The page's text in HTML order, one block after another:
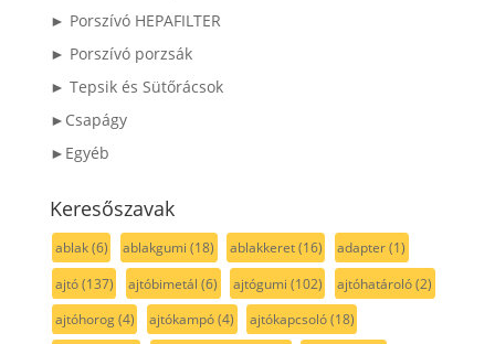
► Porszívó HEPAFILTER
► Porszívó porzsák
► Tepsik és Sütőrácsok
►Csapágy
►Egyéb
Keresőszavak
ablak(6) ablakgumi (18) ablakkeret(16) adapter(1)
ajtó(137) ajtóbimetál (6) ajtógumi (102) ajtóhatároló(2)
ajtóhorog(4) ajtókampó(4) ajtókapcsoló(18)